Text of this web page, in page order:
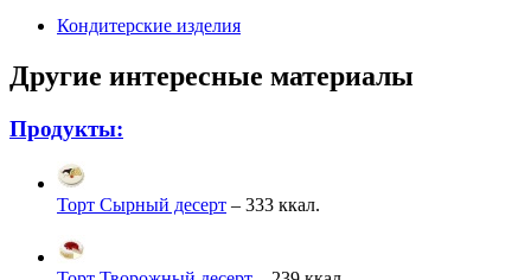
Кондитерские изделия
Другие интересные материалы
Продукты:
Торт Сырный десерт – 333 ккал.